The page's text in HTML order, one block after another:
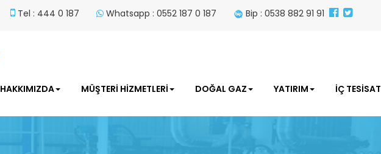
Tel : 444 0 187 Whatsapp : 0552 187 0 187 Bip : 0538 882 91 91
HAKKIMIZDA MÜŞTERİ HİZMETLERİ DOĞAL GAZ YATIRIM İÇ TESİSAT